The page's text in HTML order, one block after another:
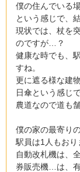
僕の住んでいる
という感じで、
現状では、杖を
のですが…？
健康な時でも、
すね。
更に遮る様な建
日傘という感じ
農道なので道も
僕の家の最寄り
駅員は1人もおり
自動改札機は、
券販売機…は、